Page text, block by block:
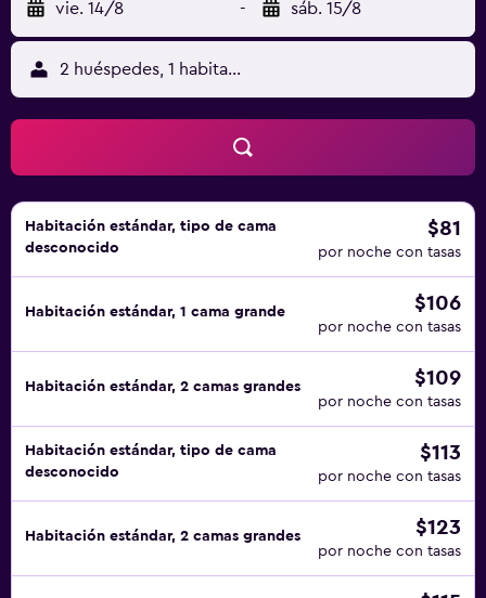
ofrece servicio de limpieza todos los días. Los servicios de
ocio y esparcimiento en este hotel incluyen gimnasio y
piscina al aire libre de temporada.
vie. 14/8 - sáb. 15/8
2 huéspedes, 1 habitación
Habitación estándar, tipo de cama
desconocido
$81
por noche con tasas
Habitación estándar, 1 cama grande $106
por noche con tasas
Habitación estándar, 2 camas grandes $109
por noche con tasas
Habitación estándar, tipo de cama
desconocido
$113
por noche con tasas
Habitación estándar, 2 camas grandes $123
por noche con tasas